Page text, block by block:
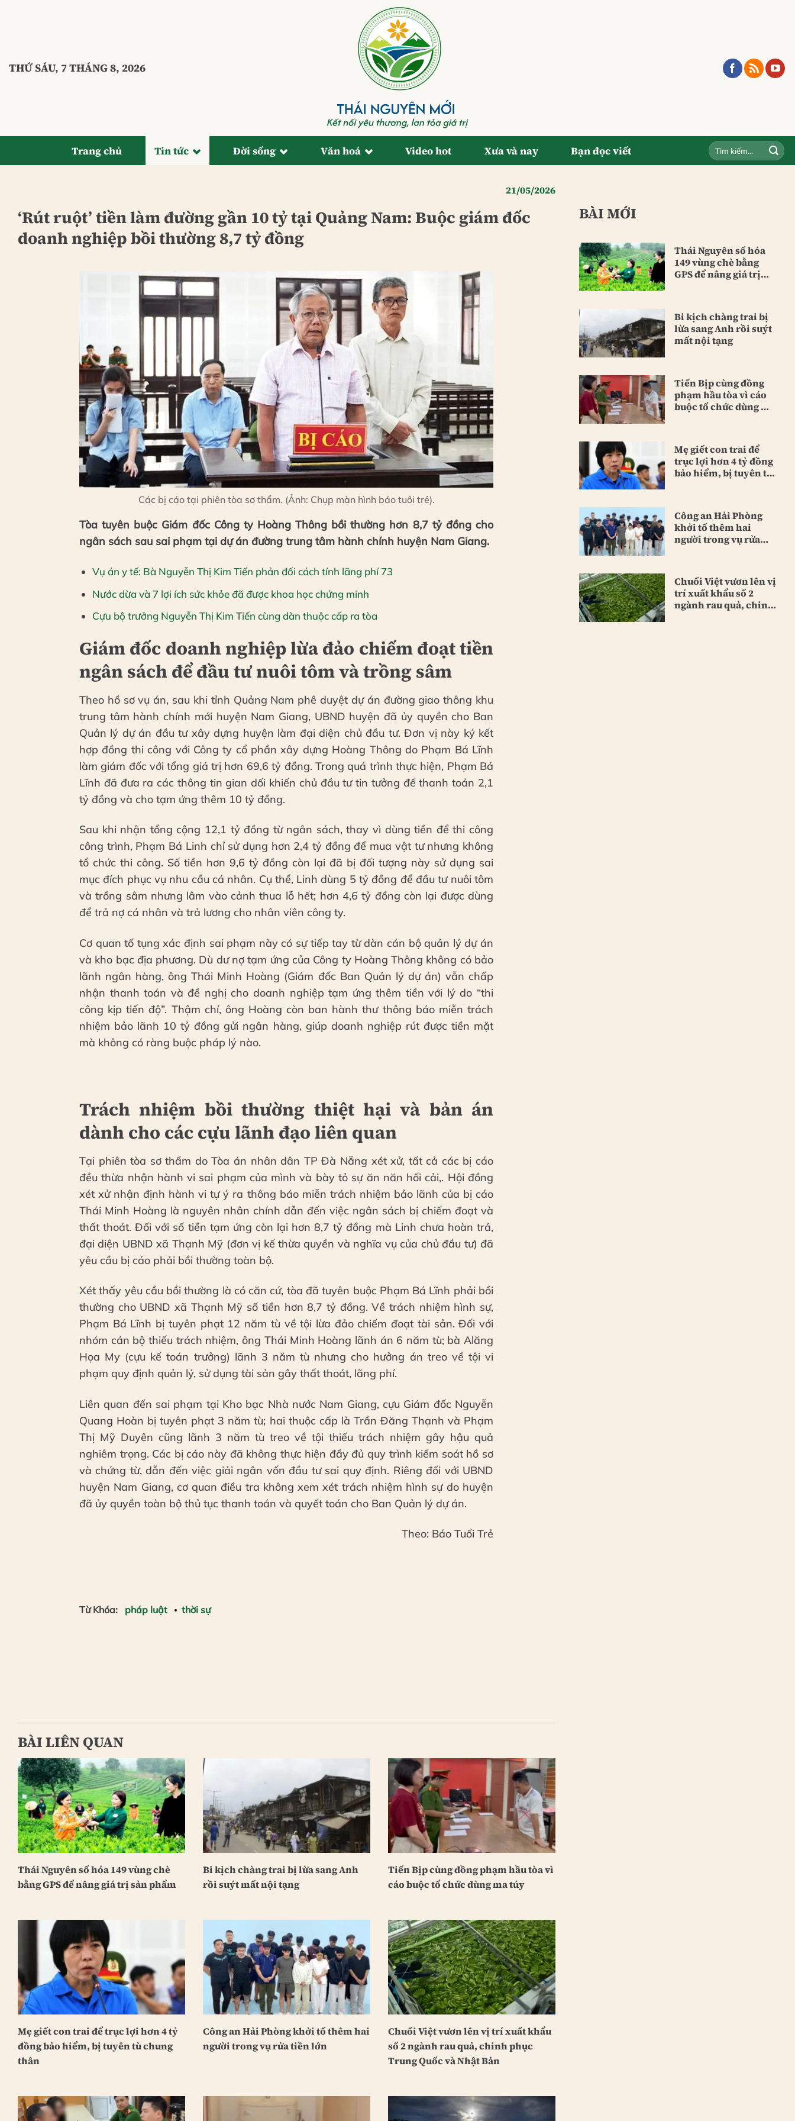
THỨ SÁU, 7 THÁNG 8, 2026
Trang chủ Tin tức Đời sống Văn hoá Video hot Xưa và nay Bạn đọc viết
21/05/2026
‘Rút ruột’ tiền làm đường gần 10 tỷ tại Quảng Nam: Buộc giám đốc
doanh nghiệp bồi thường 8,7 tỷ đồng
Các bị cáo tại phiên tòa sơ thẩm. (Ảnh: Chụp màn hình báo tuôi trẻ).
Tòa tuyên buộc Giám đốc Công ty Hoàng Thông bồi thường hơn 8,7 tỷ đồng cho
ngân sách sau sai phạm tại dự án đường trung tâm hành chính huyện Nam Giang.
Vụ án y tế: Bà Nguyễn Thị Kim Tiến phản đối cách tính lãng phí 73
Nước dừa và 7 lợi ích sức khỏe đã được khoa học chứng minh
Cựu bộ trưởng Nguyễn Thị Kim Tiến cùng dàn thuộc cấp ra tòa
Giám đốc doanh nghiệp lừa đảo chiếm đoạt tiền
ngân sách để đầu tư nuôi tôm và trồng sâm
Theo hồ sơ vụ án, sau khi tỉnh Quảng Nam phê duyệt dự án đường giao thông khu
trung tâm hành chính mới huyện Nam Giang, UBND huyện đã ủy quyền cho Ban
Quản lý dự án đầu tư xây dựng huyện làm đại diện chủ đầu tư. Đơn vị này ký kết
hợp đồng thi công với Công ty cổ phần xây dựng Hoàng Thông do Phạm Bá Lĩnh
làm giám đốc với tổng giá trị hơn 69,6 tỷ đồng. Trong quá trình thực hiện, Phạm Bá
Lĩnh đã đưa ra các thông tin gian dối khiến chủ đầu tư tin tưởng để thanh toán 2,1
tỷ đồng và cho tạm ứng thêm 10 tỷ đồng.
Sau khi nhận tổng cộng 12,1 tỷ đồng từ ngân sách, thay vì dùng tiền để thi công
công trình, Phạm Bá Linh chỉ sử dụng hơn 2,4 tỷ đồng để mua vật tư nhưng không
tổ chức thi công. Số tiền hơn 9,6 tỷ đồng còn lại đã bị đối tượng này sử dụng sai
mục đích phục vụ nhu cầu cá nhân. Cụ thể, Linh dùng 5 tỷ đồng để đầu tư nuôi tôm
và trồng sâm nhưng lâm vào cảnh thua lỗ hết; hơn 4,6 tỷ đồng còn lại được dùng
để trả nợ cá nhân và trả lương cho nhân viên công ty.
Cơ quan tố tụng xác định sai phạm này có sự tiếp tay từ dàn cán bộ quản lý dự án
và kho bạc địa phương. Dù dư nợ tạm ứng của Công ty Hoàng Thông không có bảo
lãnh ngân hàng, ông Thái Minh Hoàng (Giám đốc Ban Quản lý dự án) vẫn chấp
nhận thanh toán và đề nghị cho doanh nghiệp tạm ứng thêm tiền với lý do “thi
công kịp tiến độ”. Thậm chí, ông Hoàng còn ban hành thư thông báo miễn trách
nhiệm bảo lãnh 10 tỷ đồng gửi ngân hàng, giúp doanh nghiệp rút được tiền mặt
mà không có ràng buộc pháp lý nào.
Trách nhiệm bồi thường thiệt hại và bản án
dành cho các cựu lãnh đạo liên quan
Tại phiên tòa sơ thẩm do Tòa án nhân dân TP Đà Nẵng xét xử, tất cả các bị cáo
đều thừa nhận hành vi sai phạm của mình và bày tỏ sự ăn năn hối cải,. Hội đồng
xét xử nhận định hành vi tự ý ra thông báo miễn trách nhiệm bảo lãnh của bị cáo
Thái Minh Hoàng là nguyên nhân chính dẫn đến việc ngân sách bị chiếm đoạt và
thất thoát. Đối với số tiền tạm ứng còn lại hơn 8,7 tỷ đồng mà Linh chưa hoàn trả,
đại diện UBND xã Thạnh Mỹ (đơn vị kế thừa quyền và nghĩa vụ của chủ đầu tư) đã
yêu cầu bị cáo phải bồi thường toàn bộ.
Xét thấy yêu cầu bồi thường là có căn cứ, tòa đã tuyên buộc Phạm Bá Lĩnh phải bồi
thường cho UBND xã Thạnh Mỹ số tiền hơn 8,7 tỷ đồng. Về trách nhiệm hình sự,
Phạm Bá Lĩnh bị tuyên phạt 12 năm tù về tội lừa đảo chiếm đoạt tài sản. Đối với
nhóm cán bộ thiếu trách nhiệm, ông Thái Minh Hoàng lãnh án 6 năm tù; bà Alăng
Họa My (cựu kế toán trưởng) lãnh 3 năm tù nhưng cho hưởng án treo về tội vi
phạm quy định quản lý, sử dụng tài sản gây thất thoát, lãng phí.
Liên quan đến sai phạm tại Kho bạc Nhà nước Nam Giang, cựu Giám đốc Nguyễn
Quang Hoàn bị tuyên phạt 3 năm tù; hai thuộc cấp là Trần Đăng Thạnh và Phạm
Thị Mỹ Duyên cũng lãnh 3 năm tù treo về tội thiếu trách nhiệm gây hậu quả
nghiêm trọng. Các bị cáo này đã không thực hiện đầy đủ quy trình kiểm soát hồ sơ
và chứng từ, dẫn đến việc giải ngân vốn đầu tư sai quy định. Riêng đối với UBND
huyện Nam Giang, cơ quan điều tra không xem xét trách nhiệm hình sự do huyện
đã ủy quyền toàn bộ thủ tục thanh toán và quyết toán cho Ban Quản lý dự án.
Theo: Báo Tuổi Trẻ
Từ Khóa: pháp luật thời sự
BÀI LIÊN QUAN
Thái Nguyên số hóa 149 vùng chè
bằng GPS để nâng giá trị sản phẩm
Bi kịch chàng trai bị lừa sang Anh
rồi suýt mất nội tạng
Tiến Bịp cùng đồng phạm hầu tòa vì
cáo buộc tổ chức dùng ma túy
Mẹ giết con trai để trục lợi hơn 4 tỷ
đồng bảo hiểm, bị tuyên tù chung
thân
Công an Hải Phòng khởi tố thêm hai
người trong vụ rửa tiền lớn
Chuối Việt vươn lên vị trí xuất khẩu
số 2 ngành rau quả, chinh phục
Trung Quốc và Nhật Bản
BÀI MỚI
Thái Nguyên số hóa
149 vùng chè bằng
GPS để nâng giá trị
Bi kịch chàng trai bị
lừa sang Anh rồi suýt
mất nội tạng
Tiến Bịp cùng đồng
phạm hầu tòa vì cáo
buộc tổ chức dùng ma
Mẹ giết con trai để
trục lợi hơn 4 tỷ đồng
bảo hiểm, bị tuyên tù
Công an Hải Phòng
khởi tố thêm hai
người trong vụ rửa
Chuối Việt vươn lên vị
trí xuất khẩu số 2
ngành rau quả, chinh